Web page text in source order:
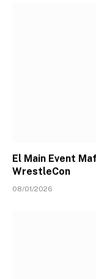
El Main Event
WrestleCon
08/01/2026